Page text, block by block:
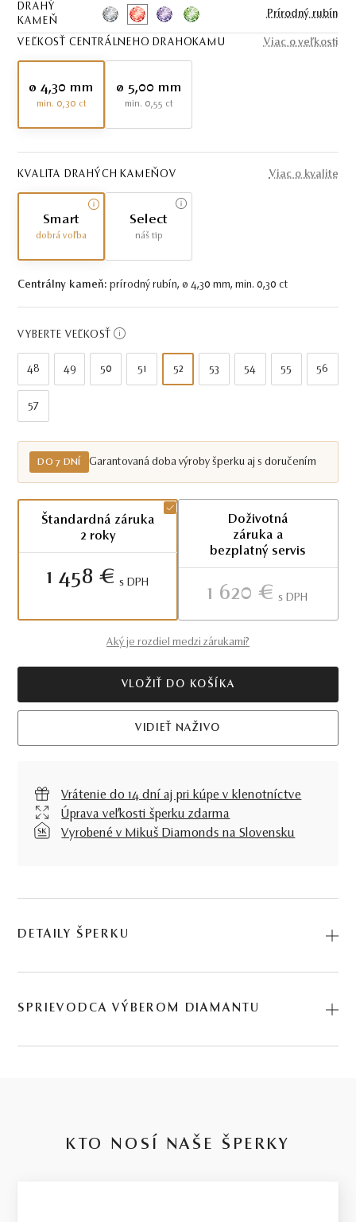
DRAHÝ
KAMEŇ
Prírodný rubín
VEĽKOSŤ CENTRÁLNEHO DRAHOKAMU Viac o veľkosti
ø 4,30 mm
min. 0,30 ct
ø 5,00 mm
min. 0,55 ct
KVALITA DRAHÝCH KAMEŇOV Viac o kvalite
Smart
dobrá voľba
Select
náš tip
Centrálny kameň: prírodný rubín, ø 4,30 mm, min. 0,30 ct
VYBERTE VEĽKOSŤ
48 49 50 51 52 53 54 55 56
57
DO 7 DNÍ Garantovaná doba výroby šperku aj s doručením
Štandardná záruka
2 roky
1 458 € S DPH
Doživotná
záruka a
bezplatný servis
1 620 € S DPH
Aký je rozdiel medzi zárukami?
VLOŽIŤ DO KOŠÍKA
VIDIEŤ NAŽIVO
Vrátenie do 14 dní aj pri kúpe v klenotníctve
Úprava veľkosti šperku zdarma
Vyrobené v Mikuš Diamonds na Slovensku
DETAILY ŠPERKU
prírodné materiály: biele zlato, rubín. Kód:
SPRIEVODCA VÝBEROM DIAMANTU
ročné skúsenosti, členstvo na diamantovej burze a dlhoročná
expertíza v hodnotení diamantov.
KTO NOSÍ NAŠE ŠPERKY